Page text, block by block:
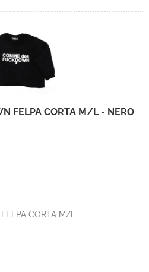
FELPA CORTA M/L - NERO
CORTA M/L